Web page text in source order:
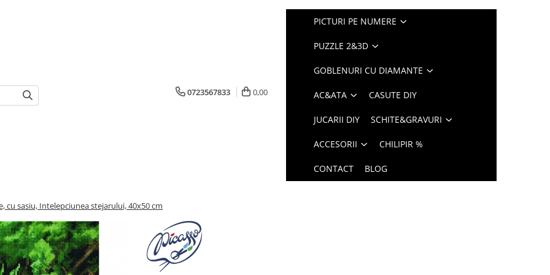
0723567833 0,00
PICTURI PE NUMERE
PUZZLE 2&3D
GOBLENURI CU DIAMANTE
AC&ATA CASUTE DIY
JUCARII DIY SCHITE&GRAVURI
ACCESORII CHILIPIR %
CONTACT BLOG
cu sasiu, Intelepciunea stejarului, 40x50 cm